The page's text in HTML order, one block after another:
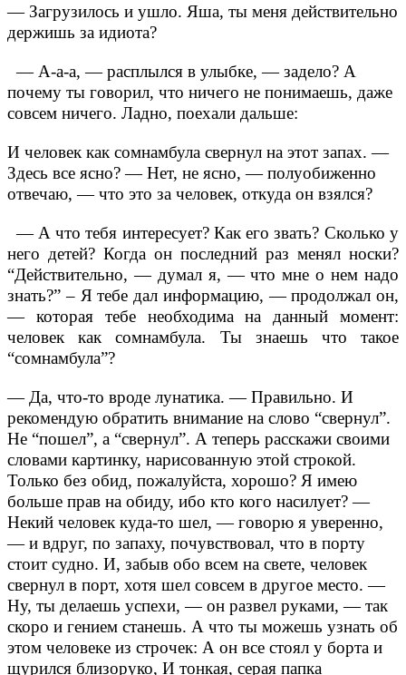
— Загрузилось и ушло. Яша, ты меня действительно
держишь за идиота?
— А-а-а, — расплылся в улыбке, — задело? А
почему ты говорил, что ничего не понимаешь, даже
совсем ничего. Ладно, поехали дальше:
И человек как сомнамбула свернул на этот запах.—
Здесь все ясно?— Нет, не ясно, — полуобиженно
отвечаю, — что это за человек, откуда он взялся?
— А что тебя интересует? Как его звать? Сколько у
него детей? Когда он последний раз менял носки?
“Действительно, — думал я, — что мне о нем надо
знать?” – Я тебе дал информацию, — продолжал он,
— которая тебе необходима на данный момент:
человек как сомнамбула. Ты знаешь что такое
“сомнамбула”?
— Да, что-то вроде лунатика.— Правильно. И
рекомендую обратить внимание на слово “свернул”.
Не “пошел”, а “свернул”. А теперь расскажи своими
словами картинку, нарисованную этой строкой.
Только без обид, пожалуйста, хорошо? Я имею
больше прав на обиду, ибо кто кого насилует?—
Некий человек куда-то шел, — говорю я уверенно,
— и вдруг, по запаху, почувствовал, что в порту
стоит судно. И, забыв обо всем на свете, человек
свернул в порт, хотя шел совсем в другое место.—
Ну, ты делаешь успехи, — он развел руками, — так
скоро и гением станешь. А что ты можешь узнать об
этом человеке из строчек: А он все стоял у борта и
щурился близоруко, И тонкая, серая папка